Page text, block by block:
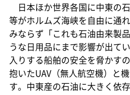
日本ほか世界各国に中東の
等がホルムズ海峡を自由に通
みならず「これも石油由来製
うな日用品にまで影響が出て
入りする船舶の安全を脅かす
抱いたUAV（無人航空機）と
す。中東産の石油に大きく依